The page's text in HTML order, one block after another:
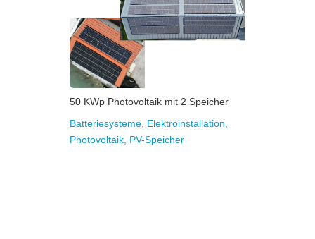
50 KWp Photovoltaik mit 2 Speicher
Batteriesysteme, Elektroinstallation,
Photovoltaik, PV-Speicher